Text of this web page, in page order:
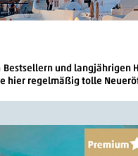
und
hier regelmäßig tolle